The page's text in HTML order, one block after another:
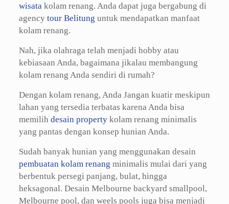
wisata kolam renang. Anda dapat juga bergabung di
agency tour Belitung untuk mendapatkan manfaat
kolam renang.
Nah, jika olahraga telah menjadi hobby atau
kebiasaan Anda, bagaimana jikalau membangung
kolam renang Anda sendiri di rumah?
Dengan kolam renang, Anda Jangan kuatir meskipun
lahan yang tersedia terbatas karena Anda bisa
memilih desain propertykolam renang minimalis
yang pantas dengan konsep hunian Anda.
Sudah banyak hunian yang menggunakan desain
pembuatan kolam renang minimalis mulai dari yang
berbentuk persegi panjang, bulat, hingga
heksagonal. Desain Melbourne backyard smallpool,
Melbourne pool, dan weels pools juga bisa menjadi